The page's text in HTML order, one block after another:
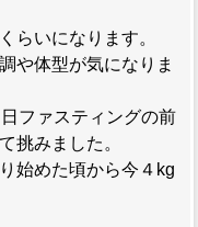
らいになります。
や体型が気になりま
ファスティングの前
挑みました。
始めた頃から今４kg